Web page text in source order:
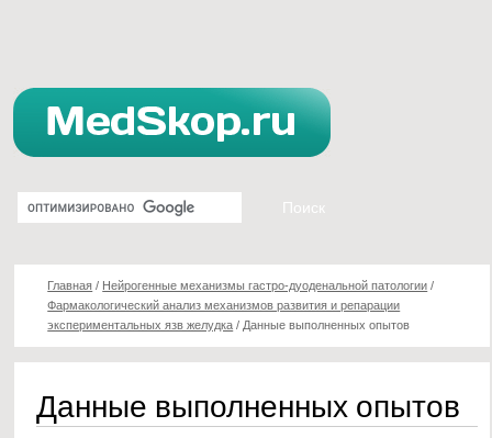
Главная / Нейрогенные механизмы гастро-дуоденальной патологии /
Фармакологический анализ механизмов развития и репарации
экспериментальных язв желудка / Данные выполненных опытов
Данные выполненных опытов